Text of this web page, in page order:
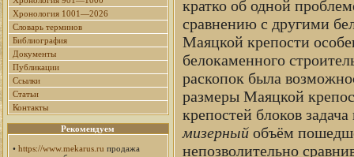
Хронология 1001—2026
Словарь терминов
Библиография
Документы
Публикации
Ссылки
Статьи
Контакты
Рекомендуем
• https://www.mekarus.ru продажа
кратко об одной
сравнению с другими
Маяцкой крепости
белокаменного
раскопок была
размеры Маяцкой
крепостей блоков
мизерныйобъём
непозволительно